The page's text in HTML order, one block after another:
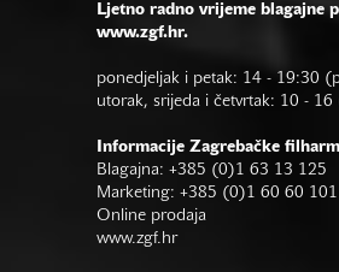
Ljetno radno vrijeme blagajne
www.zgf.hr.
ponedjeljak i petak: 14 - 19:30
utorak, srijeda i četvrtak: 10 -
Informacije Zagrebačke
Blagajna: +385 (0)1 63 13 125
Marketing: +385 (0)1 60 60 101
Online prodaja
www.zgf.hr